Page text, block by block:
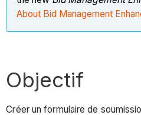
About Bid Management
Objectif
Créer un formulaire de